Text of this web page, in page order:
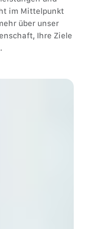
im Mittelpunkt
über unser
Ihre Ziele